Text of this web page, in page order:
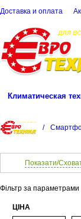
Доставка и оплата
Климатическая
/
Показати/
Фільтр за параметрами
ЦІНА